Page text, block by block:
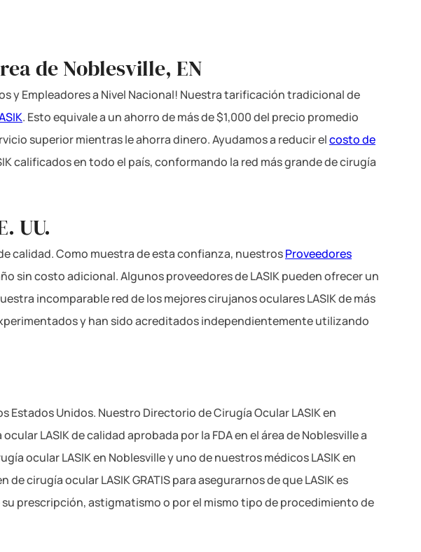
de Noblesville, EN
y Empleadores a Nivel Nacional! Nuestra tarificación tradicional de
. Esto equivale a un ahorro de más de $1,000 del precio promedio
superior mientras le ahorra dinero. Ayudamos a reducir elcosto de
calificados en todo el país, conformando la red más grande de cirugía
UU.
calidad. Como muestra de esta confianza, nuestrosProveedores
sin costo adicional. Algunos proveedores de LASIK pueden ofrecer un
incomparable red de los mejores cirujanos oculares LASIK de más
y han sido acreditados independientemente utilizando
Unidos. Nuestro Directorio de Cirugía Ocular LASIK en
LASIK de calidad aprobada por la FDA en el área de Noblesville a
ocular LASIK en Noblesville y uno de nuestros médicos LASIK en
cirugía ocular LASIK GRATIS para asegurarnos de que LASIK es
prescripción, astigmatismo o por el mismo tipo de procedimiento de